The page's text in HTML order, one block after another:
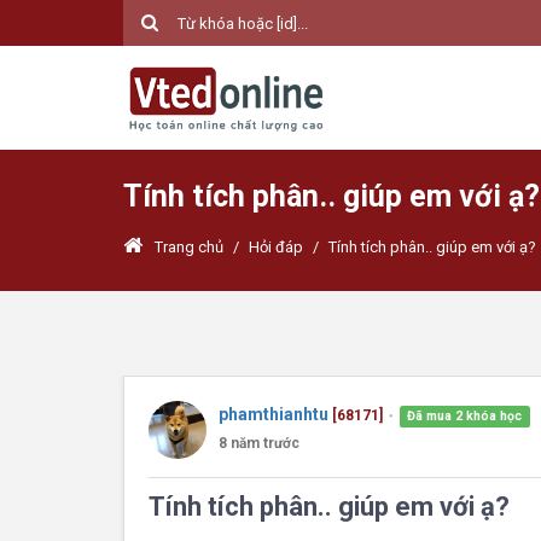
Tính tích phân.. giúp em với ạ?
Trang chủ / Hỏi đáp / Tính tích phân.. giúp em với ạ?
phamthianhtu [68171] ● Đã mua 2 khóa học
8 năm trước
Tính tích phân.. giúp em với ạ?